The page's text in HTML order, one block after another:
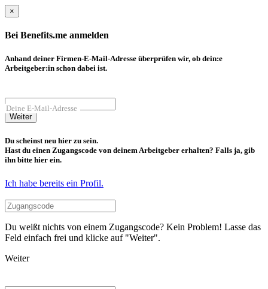
×
Bei Benefits.me anmelden
Anhand deiner Firmen-E-Mail-Adresse überprüfen wir, ob dein:e
Arbeitgeber:in schon dabei ist.
Deine E-Mail-Adresse
Weiter
Du scheinst neu hier zu sein.
Hast du einen Zugangscode von deinem Arbeitgeber erhalten? Falls ja, gib
ihn bitte hier ein.
Ich habe bereits ein Profil.
Du weißt nichts von einem Zugangscode? Kein Problem! Lasse das
Feld einfach frei und klicke auf "Weiter".
Weiter